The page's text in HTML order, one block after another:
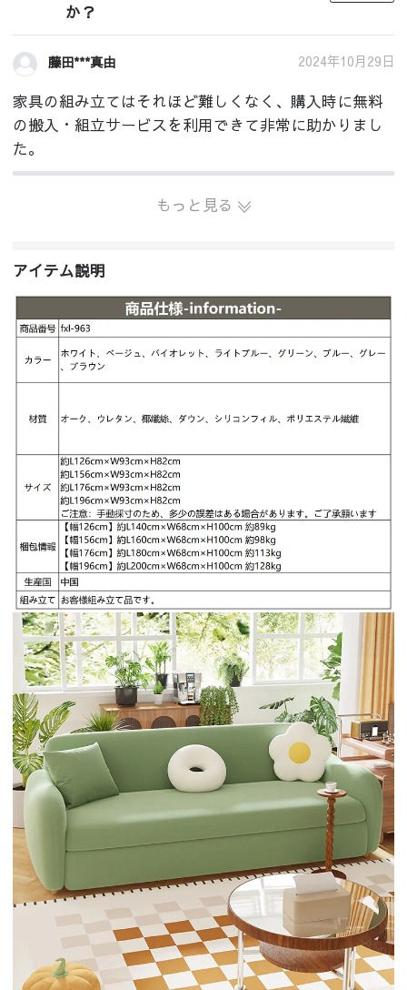
か？
藤田***真由 2024年10月29日
家具の組み立てはそれほど難しくなく、購入時に無料
の搬入・組立サービスを利用できて非常に助かりまし
た。
もっと見る
アイテム説明